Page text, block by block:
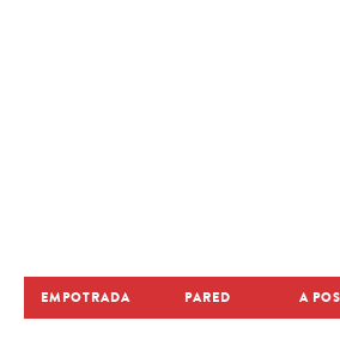
EMPOTRADA PARED A